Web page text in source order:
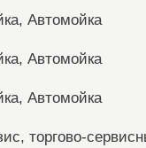
Автомойка
Автомойка
Автомойка
торгово-